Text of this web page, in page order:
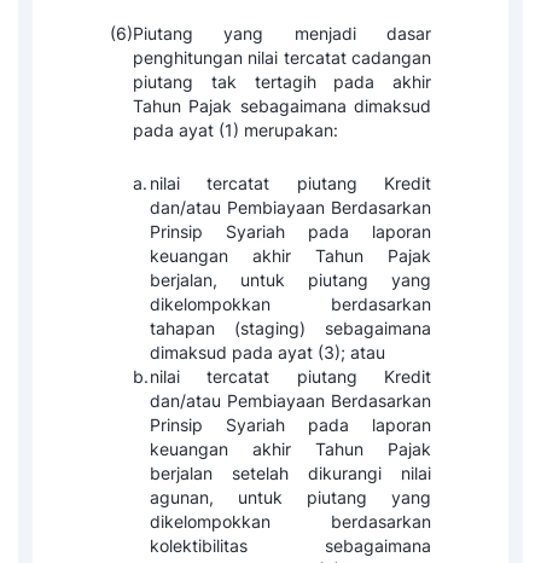
(6)Piutang yang menjadi dasar
penghitungan nilai tercatat cadangan
piutang tak tertagih pada akhir
Tahun Pajak sebagaimana dimaksud
pada ayat (1) merupakan:
a. nilai tercatat piutang Kredit
dan/atau Pembiayaan Berdasarkan
Prinsip Syariah pada laporan
keuangan akhir Tahun Pajak
berjalan, untuk piutang yang
dikelompokkan berdasarkan
tahapan (staging) sebagaimana
dimaksud pada ayat (3); atau
b.nilai tercatat piutang Kredit
dan/atau Pembiayaan Berdasarkan
Prinsip Syariah pada laporan
keuangan akhir Tahun Pajak
berjalan setelah dikurangi nilai
agunan, untuk piutang yang
dikelompokkan berdasarkan
kolektibilitas sebagaimana